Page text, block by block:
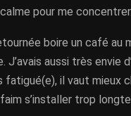
pour me concentrer.
boire un café au
J’avais aussi très envie
fatigué(e), il vaut mieux
s’installer trop